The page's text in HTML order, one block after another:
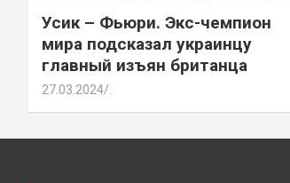
Усик – Фьюри. Экс-чемпион
мира подсказал украинцу
главный изъян британца
27.03.2024 .